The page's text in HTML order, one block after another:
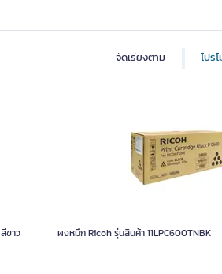
จัดเรียงตาม โปร
ขาว ผงหมึก Ricoh รุ่นสินค้า 11LPC600TNBK